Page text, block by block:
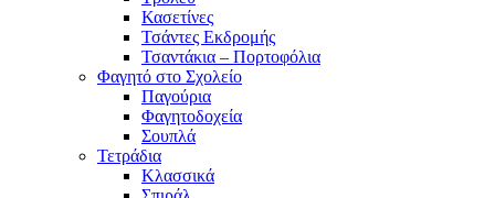
Κασετίνες
Τσάντες Εκδρομής
Τσαντάκια – Πορτοφόλια
Φαγητό στο Σχολείο
Παγούρια
Φαγητοδοχεία
Σουπλά
Τετράδια
Κλασσικά